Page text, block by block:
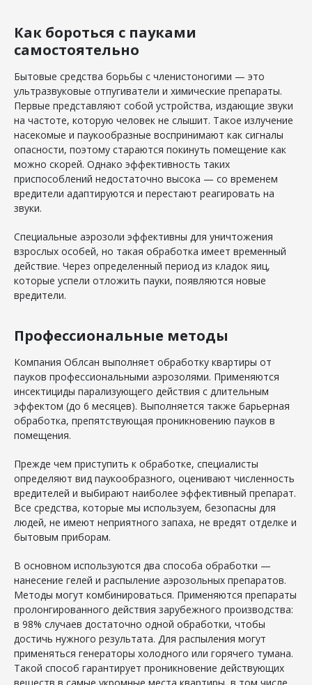
Как бороться с пауками
самостоятельно
Бытовые средства борьбы с членистоногими — это
ультразвуковые отпугиватели и химические препараты.
Первые представляют собой устройства, издающие звуки
на частоте, которую человек не слышит. Такое излучение
насекомые и паукообразные воспринимают как сигналы
опасности, поэтому стараются покинуть помещение как
можно скорей. Однако эффективность таких
приспособлений недостаточно высока — со временем
вредители адаптируются и перестают реагировать на
звуки.
Специальные аэрозоли эффективны для уничтожения
взрослых особей, но такая обработка имеет временный
действие. Через определенный период из кладок яиц,
которые успели отложить пауки, появляются новые
вредители.
Профессиональные методы
Компания Облсан выполняет обработку квартиры от
пауков профессиональными аэрозолями. Применяются
инсектициды парализующего действия с длительным
эффектом (до 6 месяцев). Выполняется также барьерная
обработка, препятствующая проникновению пауков в
помещения.
Прежде чем приступить к обработке, специалисты
определяют вид паукообразного, оценивают численность
вредителей и выбирают наиболее эффективный препарат.
Все средства, которые мы используем, безопасны для
людей, не имеют неприятного запаха, не вредят отделке и
бытовым приборам.
В основном используются два способа обработки —
нанесение гелей и распыление аэрозольных препаратов.
Методы могут комбинироваться. Применяются препараты
пролонгированного действия зарубежного производства:
в 98% случаев достаточно одной обработки, чтобы
достичь нужного результата. Для распыления могут
применяться генераторы холодного или горячего тумана.
Такой способ гарантирует проникновение действующих